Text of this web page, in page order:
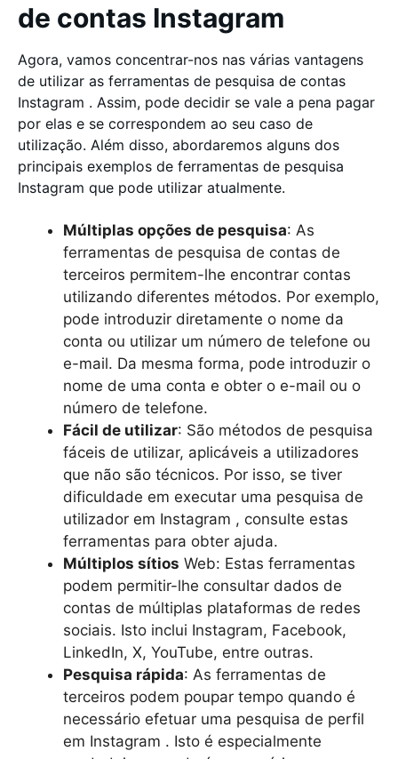
de contas Instagram
Agora, vamos concentrar-nos nas várias vantagens
de utilizar as ferramentas de pesquisa de contas
Instagram . Assim, pode decidir se vale a pena pagar
por elas e se correspondem ao seu caso de
utilização. Além disso, abordaremos alguns dos
principais exemplos de ferramentas de pesquisa
Instagram que pode utilizar atualmente.
Múltiplas opções de pesquisa: As
ferramentas de pesquisa de contas de
terceiros permitem-lhe encontrar contas
utilizando diferentes métodos. Por exemplo,
pode introduzir diretamente o nome da
conta ou utilizar um número de telefone ou
e-mail. Da mesma forma, pode introduzir o
nome de uma conta e obter o e-mail ou o
número de telefone.
Fácil de utilizar: São métodos de pesquisa
fáceis de utilizar, aplicáveis a utilizadores
que não são técnicos. Por isso, se tiver
dificuldade em executar uma pesquisa de
utilizador em Instagram , consulte estas
ferramentas para obter ajuda.
Múltiplos sítios Web: Estas ferramentas
podem permitir-lhe consultar dados de
contas de múltiplas plataformas de redes
sociais. Isto inclui Instagram, Facebook,
LinkedIn, X, YouTube, entre outras.
Pesquisa rápida: As ferramentas de
terceiros podem poupar tempo quando é
necessário efetuar uma pesquisa de perfil
em Instagram . Isto é especialmente